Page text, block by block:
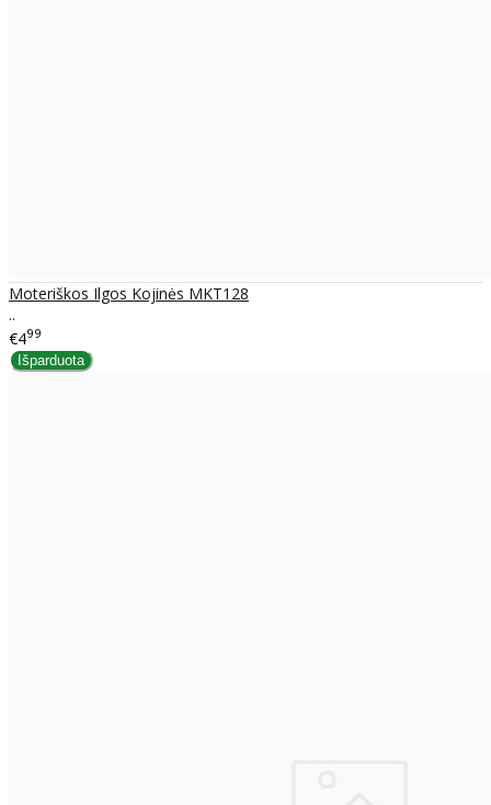
Moteriškos Ilgos Kojinės MKT128
..
€499